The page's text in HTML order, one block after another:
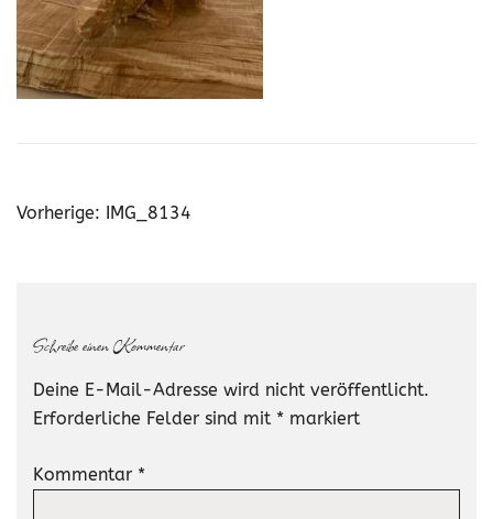
Beitragsnavigation
Vorherige: IMG_8134
Schreibe einen Kommentar
Deine E-Mail-Adresse wird nicht veröffentlicht.
Erforderliche Felder sind mit * markiert
Kommentar *